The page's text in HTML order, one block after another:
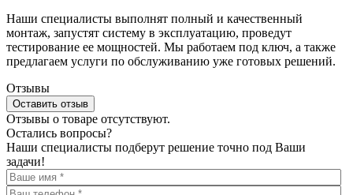
Наши специалисты выполнят полный и качественный
монтаж, запустят систему в эксплуатацию, проведут
тестирование ее мощностей. Мы работаем под ключ, а также
предлагаем услуги по обслуживанию уже готовых решений.
Отзывы
Оставить отзыв
Отзывы о товаре отсутствуют.
Остались вопросы?
Наши специалисты подберут решение точно под Ваши
задачи!